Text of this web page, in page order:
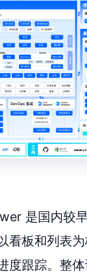
是国内较
看板和列表
度跟踪。整